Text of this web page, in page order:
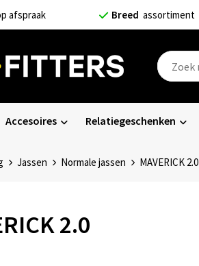
afspraak Breed assortiment
Accesoires Relatiegeschenken
Jassen Normale jassen MAVERICK 2.0
2.0